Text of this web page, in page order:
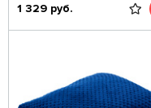
1 329 руб.